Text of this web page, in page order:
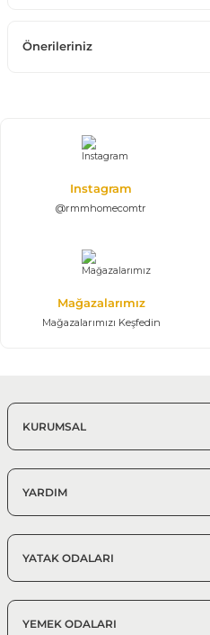
Önerileriniz
Instagram
@rmmhomecomtr
Mağazalarımız
Mağazalarımızı Keşfedin
KURUMSAL
YARDIM
YATAK ODALARI
YEMEK ODALARI